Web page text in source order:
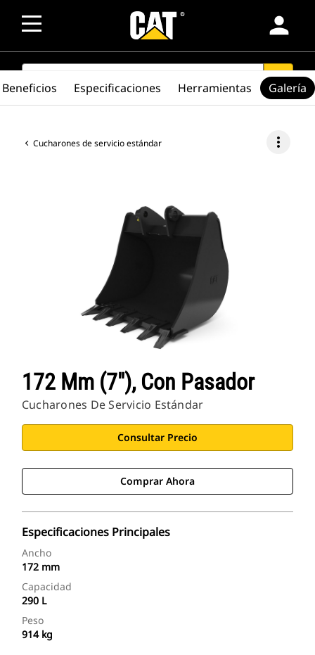
person
SEARCH search
Cucharones de servicio estándar more_vert
172 Mm (7"), Con Pasador
Cucharones De Servicio Estándar
Consultar Precio
Comprar Ahora
Especificaciones Principales
Ancho
172 mm
Capacidad
290 L
Peso
914 kg
Beneficios Especificaciones Herramientas Galería